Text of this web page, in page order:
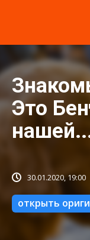
Это
30.01.2020, 19:00
открыть